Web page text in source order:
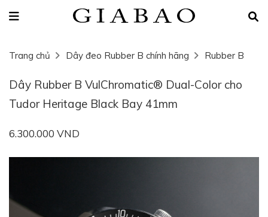
Trang chủ Dây đeo Rubber B chính hãng Rubber B
Dây Rubber B VulChromatic® Dual-Color cho
Tudor Heritage Black Bay 41mm
6.300.000 VND